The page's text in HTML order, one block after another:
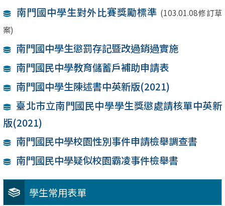
學生常用表單
南門國中學生對外比賽獎勵標準 (103.01.08修訂草
案)
南門國中學生懲罰存記暨改過銷過實施
南門國民中學教育儲蓄戶補助申請表
南門國中學生陳述書中英新版(2021)
臺北市立南門國民中學學生獎懲處請核單中英新
版(2021)
南門國民中學校園性別事件申請檢舉調查書
南門國民中學疑似校園霸凌事件檢舉書